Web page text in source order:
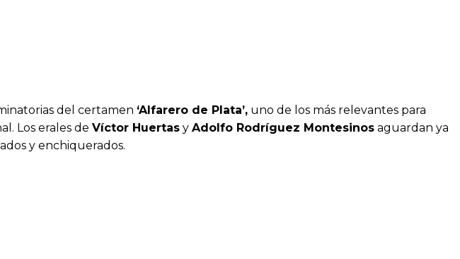
del certamen ‘Alfarero de Plata’, uno de los más relevantes para
Los erales de Víctor Huertas y Adolfo Rodríguez Montesinos aguardan ya
y enchiquerados.